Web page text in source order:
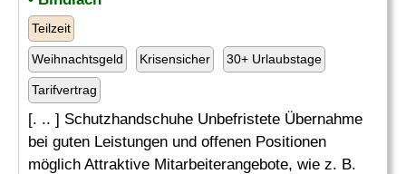
Teilzeit
Weihnachtsgeld Krisensicher 30+ Urlaubstage
Tarifvertrag
[. .. ] Schutzhandschuhe Unbefristete Übernahme
bei guten Leistungen und offenen Positionen
möglich Attraktive Mitarbeiterangebote, wie z. B.